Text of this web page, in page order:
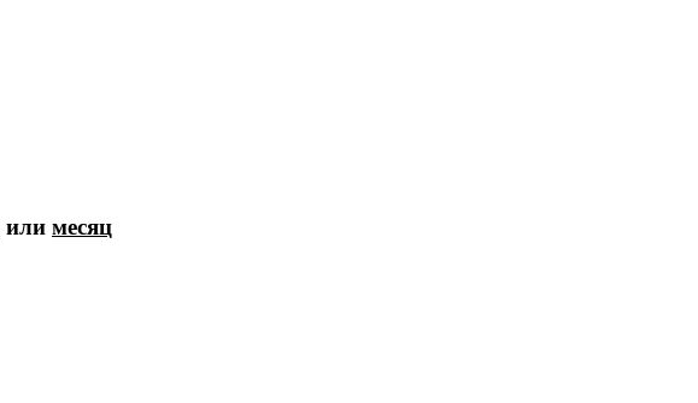
или месяц